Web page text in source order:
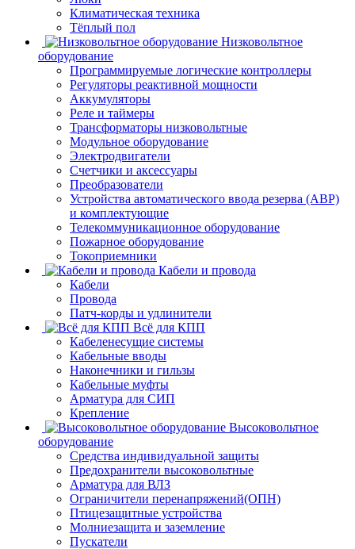
Климатическая техника
Тёплый пол
Низковольтное
оборудование
Программируемые логические контроллеры
Регуляторы реактивной мощности
Аккумуляторы
Реле и таймеры
Трансформаторы низковольтные
Модульное оборудование
Электродвигатели
Счетчики и аксессуары
Преобразователи
Устройства автоматического ввода резерва (АВР)
и комплектующие
Телекоммуникационное оборудование
Пожарное оборудование
Токоприемники
Кабели и провода
Кабели
Провода
Патч-корды и удлинители
Всё для КПП
Кабеленесущие системы
Кабельные вводы
Наконечники и гильзы
Кабельные муфты
Арматура для СИП
Крепление
Высоковольтное
оборудование
Средства индивидуальной защиты
Предохранители высоковольтные
Арматура для ВЛЗ
Ограничители перенапряжений(ОПН)
Птицезащитные устройства
Молниезащита и заземление
Пускатели